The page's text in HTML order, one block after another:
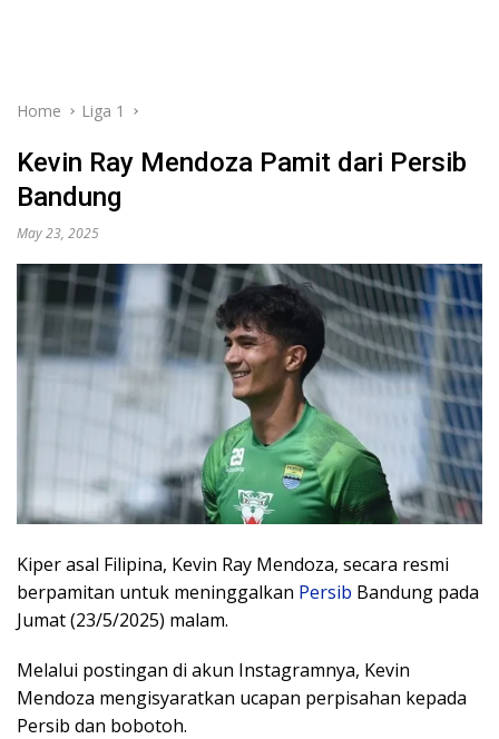
Home Liga 1
Kevin Ray Mendoza Pamit dari Persib
Bandung
May 23, 2025
Kiper asal Filipina, Kevin Ray Mendoza, secara resmi
berpamitan untuk meninggalkan Persib Bandung pada
Jumat (23/5/2025) malam.
Melalui postingan di akun Instagramnya, Kevin
Mendoza mengisyaratkan ucapan perpisahan kepada
Persib dan bobotoh.